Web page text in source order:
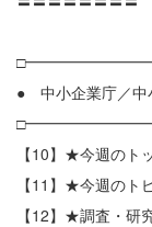
● 中小企業庁／中
【10】★今週のト
【11】★今週のト
【12】★調査・研